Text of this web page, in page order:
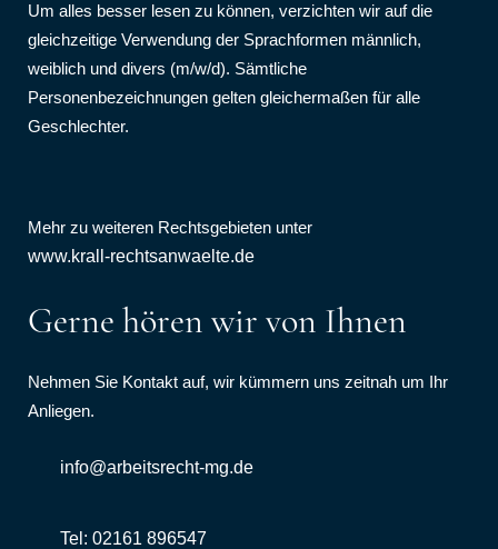
Um alles besser lesen zu können, verzichten wir auf die
gleichzeitige Verwendung der Sprachformen männlich,
weiblich und divers (m/w/d). Sämtliche
Personenbezeichnungen gelten gleichermaßen für alle
Geschlechter.
Mehr zu weiteren Rechtsgebieten unter
www.krall-rechtsanwaelte.de
Gerne hören wir von Ihnen
Nehmen Sie Kontakt auf, wir kümmern uns zeitnah um Ihr
Anliegen.
info@arbeitsrecht-mg.de
Tel: 02161 896547